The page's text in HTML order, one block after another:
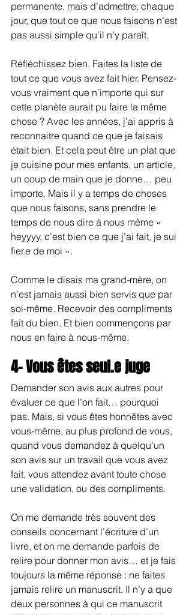
permanente, mais d’admettre, chaque
jour, que tout ce que nous faisons n’est
pas aussi simple qu’il n’y paraît.
Réfléchissez bien. Faites la liste de
tout ce que vous avez fait hier. Pensez-
vous vraiment que n’importe qui sur
cette planète aurait pu faire la même
chose ? Avec les années, j’ai appris à
reconnaitre quand ce que je faisais
était bien. Et cela peut être un plat que
je cuisine pour mes enfants, un article,
un coup de main que je donne… peu
importe. Mais il y a temps de choses
que nous faisons, sans prendre le
temps de nous dire à nous même «
heyyyy, c’est bien ce que j’ai fait, je sui
fier.e de moi ».
Comme le disais ma grand-mère, on
n’est jamais aussi bien servis que par
soi-même. Recevoir des compliments
fait du bien. Et bien commençons par
nous en faire à nous-même.
4- Vous êtes seul.e juge
Demander son avis aux autres pour
évaluer ce que l’on fait… pourquoi
pas. Mais, si vous êtes honnêtes avec
vous-même, au plus profond de vous,
quand vous demandez à quelqu’un
son avis sur un travail que vous avez
fait, vous attendez avant toute chose
une validation, ou des compliments.
On me demande très souvent des
conseils concernant l’écriture d’un
livre, et on me demande parfois de
relire pour donner mon avis… et je fais
toujours la même réponse : ne faites
jamais relire un manuscrit. Il n’y a que
deux personnes à qui ce manuscrit